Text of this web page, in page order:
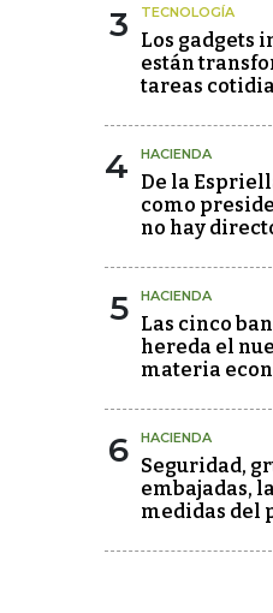
3 TECNOLOGÍA
Los gadgets
están
tareas
4 HACIENDA
De la
como
no hay
5 HACIENDA
Las cinco
hereda el
materia
6 HACIENDA
Seguridad,
embajadas,
medidas del